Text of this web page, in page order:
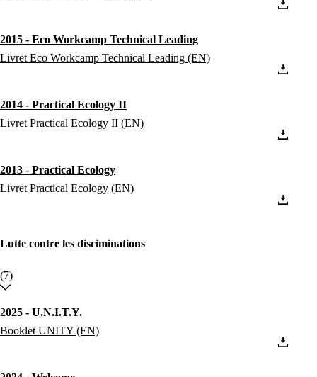
2015 - Eco Workcamp Technical Leading
Livret Eco Workcamp Technical Leading (EN)
2014 - Practical Ecology II
Livret Practical Ecology II (EN)
2013 - Practical Ecology
Livret Practical Ecology (EN)
Lutte contre les disciminations
(7)
2025 - U.N.I.T.Y.
Booklet UNITY (EN)